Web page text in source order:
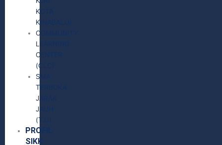
KOTA
KINABALU)
COMMUNITY
LEARNING
CENTER
(CLC)
SMA
TERBUKA
JARAK
JAUH
(TJJ)
PROFIL
SIKK